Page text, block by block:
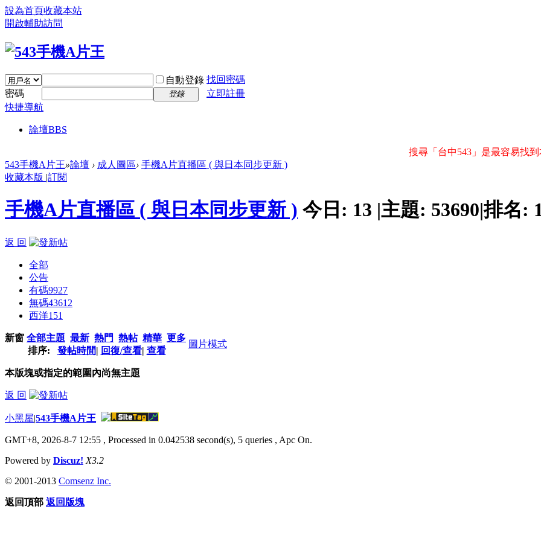
設為首頁收藏本站
開啟輔助訪問
自動登錄 找回密碼
密碼
登錄
立即註冊
快捷導航
論壇BBS
搜尋「台中543」是最容易找到
543手機A片王»論壇 › 成人圖區› 手機A片直播區 ( 與日本同步更新 )
收藏本版 |訂閱
手機A片直播區 ( 與日本同步更新 ) 今日: 13 |主題: 53690|排名:
返 回
全部
公告
有碼9927
無碼43612
西洋151
新窗 全部主題 最新 熱門 熱帖 精華 更多
排序: 發帖時間| 回復/查看| 查看
圖片模式
本版塊或指定的範圍內尚無主題
返 回
小黑屋|543手機A片王
GMT+8, 2026-8-7 12:55 , Processed in 0.042538 second(s), 5 queries , Apc On.
Powered by Discuz! X3.2
© 2001-2013 Comsenz Inc.
返回頂部 返回版塊